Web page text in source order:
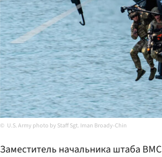
U.S. Army photo by Staff Sgt. Iman Broady-Chin
Заместитель начальника штаба ВМС